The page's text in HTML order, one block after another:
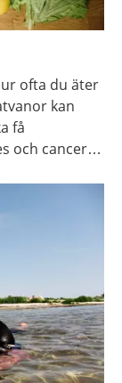
ofta du äter
kan
få
och cancer.
liten